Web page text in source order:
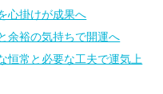
心掛けが成果へ
余裕の気持ちで開運へ
恒常と必要な工夫で運気上